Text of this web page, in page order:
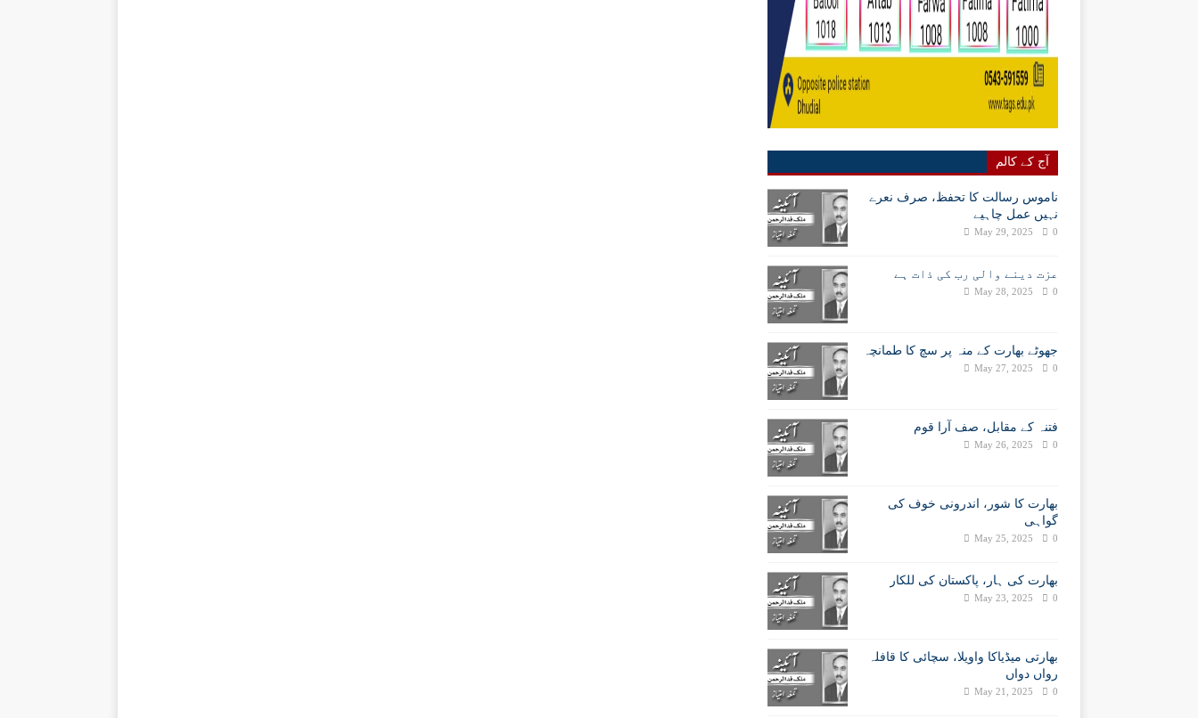
آج کے کالم
ناموس رسالت کا تحفظ، صرف نعرے
نہیں عمل چاہیے
May 29, 2025 0
عزت دینے والی رب کی ذات ہے
May 28, 2025 0
جھوٹے بھارت کے منہ پر سچ کا طمانچہ
May 27, 2025 0
فتنہ کے مقابل، صف آرا قوم
May 26, 2025 0
بھارت کا شور، اندرونی خوف کی
گواہی
May 25, 2025 0
بھارت کی ہار، پاکستان کی للکار
May 23, 2025 0
بھارتی میڈیاکا واویلا، سچائی کا قافلہ
رواں دواں
May 21, 2025 0